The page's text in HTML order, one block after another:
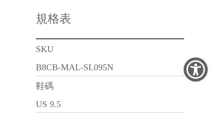
規格表
SKU
B8CB-MAL-SL095N
鞋碼
US 9.5